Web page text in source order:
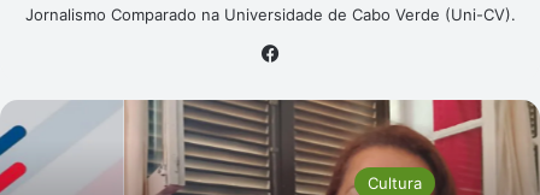
Jornalismo Comparado na Universidade de Cabo Verde (Uni-CV).
Cultura